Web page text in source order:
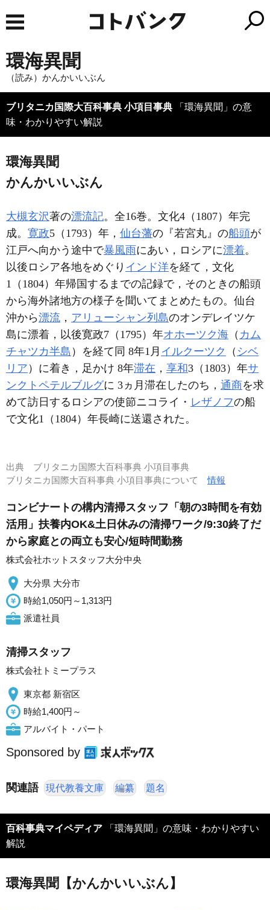
環海異聞
（読み）かんかいいぶん
ブリタニカ国際大百科事典 小項目事典 「環海異聞」の意
味・わかりやすい解説
環海異聞
かんかいいぶん
大槻玄沢著の漂流記。全16巻。文化4（1807）年完
成。 寛政5（1793）年， 仙台藩の『若宮丸』の船頭が
江戸へ向かう途中で暴風雨にあい，ロシアに漂着。
以後ロシア各地をめぐり インド洋を経て，文化
1（1804）年帰国するまでの記録で，そのときの船頭
から海外諸地方の様子を聞いてまとめたもの。仙台
沖から漂流 ， アリューシャン列島のオンデレイツケ
島に漂着，以後寛政7（1795）年オホーツク海 （ カム
チャツカ半島 ）を経て同 8年1月 イルクーツク （ シベ
リア ）に着き，足かけ 8年滞在 ， 享和3（1803）年サ
ンクトペテルブルグに 3ヵ月滞在したのち， 通商を求
めて訪日するロシアの使節ニコライ・ レザノフの船
で文化1（1804）年長崎に送還された。
出典 ブリタニカ国際大百科事典 小項目事典
ブリタニカ国際大百科事典 小項目事典について情報
コンビナートの構内清掃スタッフ「朝の3時間を有効
活用」扶養内OK&土日休みの清掃ワーク/9:30終了だ
から家庭との両立も安心/短時間勤務
株式会社ホットスタッフ大分中央
大分県 大分市
時給1,050円～1,313円
派遣社員
清掃スタッフ
株式会社トミープラス
東京都 新宿区
時給1,400円～
アルバイト・パート
Sponsored by
関連語 現代教養文庫 編纂 題名
百科事典マイペディア 「環海異聞」の意味・わかりやすい
解説
環海異聞【かんかいいぶん】